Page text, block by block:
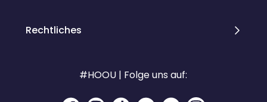
Rechtliches
#HOOU | Folge uns auf: